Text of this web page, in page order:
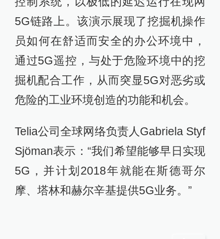
5G链路上。该演示展现了挖掘机操作
员如何在舒适而安全的办公环境中，
通过5G遥控，与处于危险环境中的挖
掘机配合工作，从而突显5G对恶劣或
危险的工业环境创造的功能和机会。
Telia公司全球网络负责人Gabriela Styf
Sjöman表示：“我们希望能够早日实现
5G，并计划2018年就能在斯德哥尔
摩、塔林和赫尔辛基提供5G业务。”